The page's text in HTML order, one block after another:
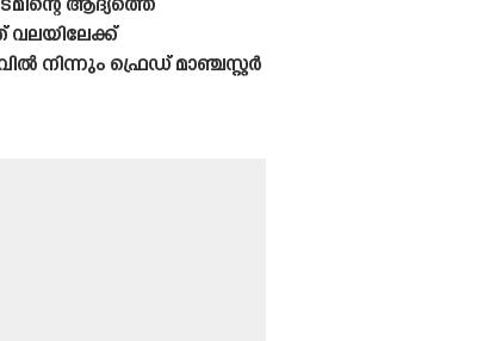
ആദ്യത്തെ
വലയിലേക്ക്
നിന്നും ഫ്രെഡ് മാഞ്ചസ്റ്റർ